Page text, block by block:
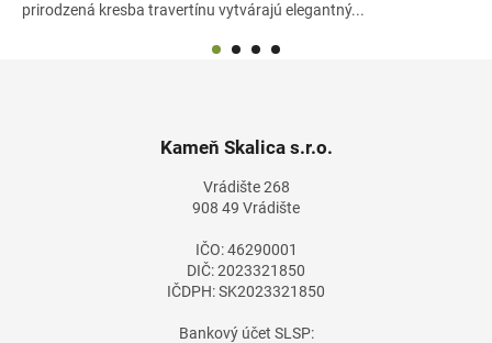
prirodzená kresba travertínu vytvárajú elegantný...
Kameň Skalica s.r.o.
Vrádište 268
908 49 Vrádište
IČO: 46290001
DIČ: 2023321850
IČDPH: SK2023321850
Bankový účet SLSP: